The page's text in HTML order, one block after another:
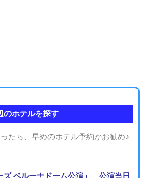
のホテルを探す
たら、早めのホテル予約がお勧め♪
ズ ベルーナドーム公演」、公演当日